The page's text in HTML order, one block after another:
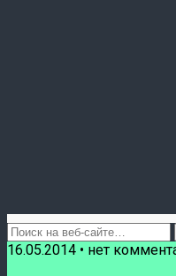
16.05.2014 • нет